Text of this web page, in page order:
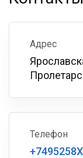
Адрес
Телефон